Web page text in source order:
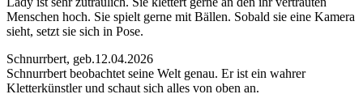
Menschen hoch. Sie spielt gerne mit Bällen. Sobald sie eine Kamera
sieht, setzt sie sich in Pose.
Schnurrbert, geb.12.04.2026
Schnurrbert beobachtet seine Welt genau. Er ist ein wahrer
Kletterkünstler und schaut sich alles von oben an.